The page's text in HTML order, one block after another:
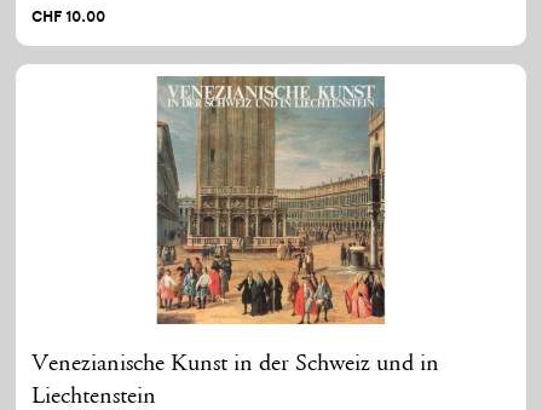
CHF 10.00
Venezianische Kunst in der Schweiz und in
Liechtenstein